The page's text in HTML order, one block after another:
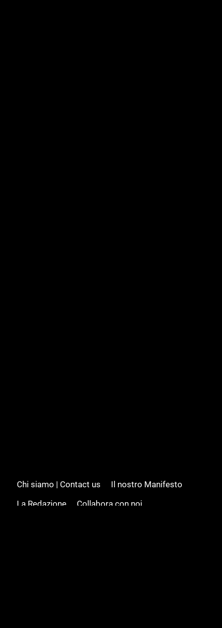
Chi siamo | Contact us
Il nostro Manifesto
La Redazione
Collabora con noi